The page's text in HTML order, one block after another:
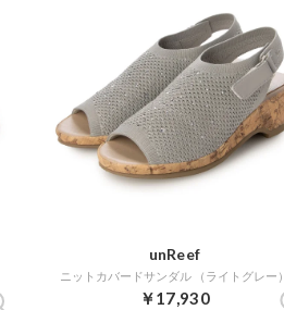
unReef
ニットカバードサンダル （ライトグレー）
￥17,930